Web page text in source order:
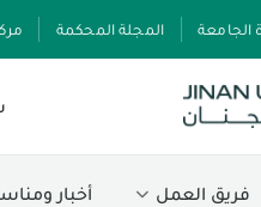
الجامعة المجلة المحكمة
فريق العمل أخبار